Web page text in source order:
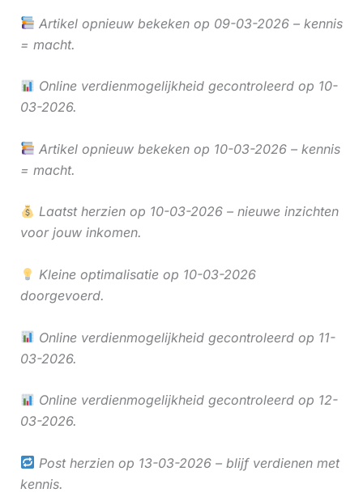
Artikel opnieuw bekeken op 09-03-2026 – kennis
= macht.
Online verdienmogelijkheid gecontroleerd op 10-
03-2026.
Artikel opnieuw bekeken op 10-03-2026 – kennis
= macht.
Laatst herzien op 10-03-2026 – nieuwe inzichten
voor jouw inkomen.
Kleine optimalisatie op 10-03-2026
doorgevoerd.
Online verdienmogelijkheid gecontroleerd op 11-
03-2026.
Online verdienmogelijkheid gecontroleerd op 12-
03-2026.
Post herzien op 13-03-2026 – blijf verdienen met
kennis.